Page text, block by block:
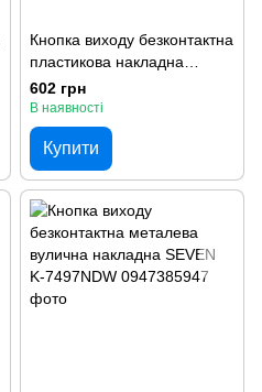
Кнопка виходу безконтактна
пластикова накладна
SEVEN K-7498ND
602 грн
В наявності
Купити